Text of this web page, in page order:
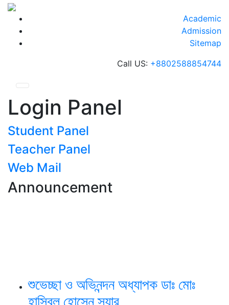
Skip
content
Academic
Admission
Sitemap
Call US: +8802588854744
Login Panel
Student Panel
Teacher Panel
Web Mail
Announcement
শুভেচ্ছা ও অভিনন্দন অধ্যাপক ডাঃ মোঃ
হাসিবুল হোসেন স্যার